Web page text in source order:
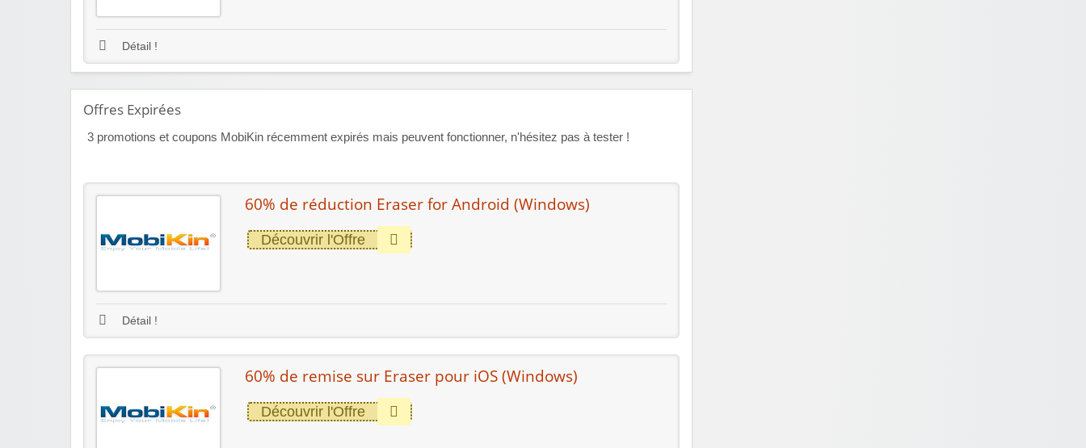
Détail !
Offres Expirées
3 promotions et coupons MobiKin récemment expirés mais peuvent fonctionner, n'hésitez pas à tester !
60% de réduction Eraser for Android (Windows)
Découvrir l'Offre
Détail !
60% de remise sur Eraser pour iOS (Windows)
Découvrir l'Offre